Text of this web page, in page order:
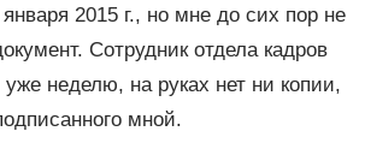
2015 г., но мне до сих пор не
Сотрудник отдела кадров
уже неделю, на руках нет ни копии,
мной.